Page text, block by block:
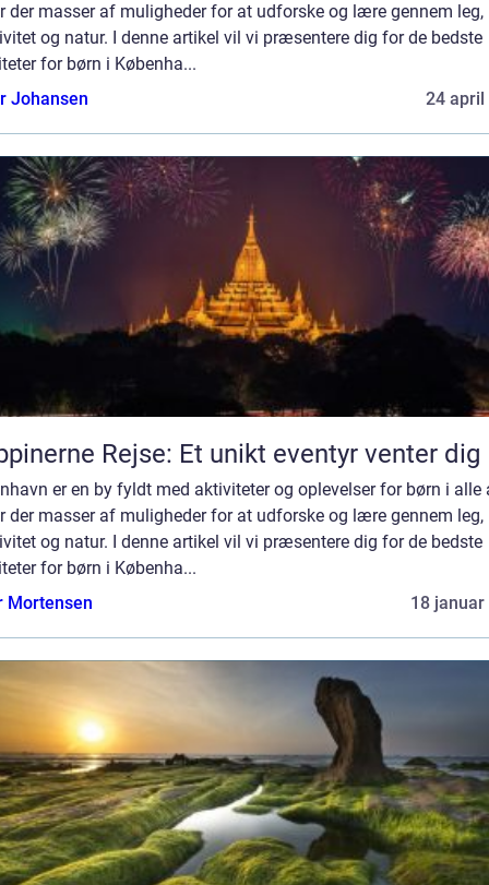
der masser af muligheder for at udforske og lære gennem leg,
og natur. I denne artikel vil vi præsentere dig for de bedste
for børn i Københa...
Johansen
24 april
Rejse: Et unikt eventyr venter dig
er en by fyldt med aktiviteter og oplevelser for børn i alle
der masser af muligheder for at udforske og lære gennem leg,
og natur. I denne artikel vil vi præsentere dig for de bedste
for børn i Københa...
Mortensen
18 januar